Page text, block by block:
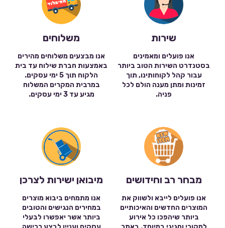
שירות
אנו פועלים ומאמינים
בסטנדרט השירות הטוב ביותר
עבור קהל לקוחותינו, תוך
זמינות ומתן מענה הולם לכל
פניה.
משלוחים
אנו מבצעים משלוחים מהירים
באמצעות חברת שילוח עד בית
הלקוח תוך 5 ימי עסקים.
במרבית המקרים המשלוח
מגיע עד 3 ימי עסקים.
מבחר רב וחידושים
אנו פועלים לייבא ולשווק את
המוצרים החדשים והאיכותיים
ביותר שיהפכו כל אירוע
מיבואן ישירות לצרכן
אנו מתמחים ביבוא מוצרים
במחירים הנגישים והטובים
ביותר אשר יאפשרו לבעלי